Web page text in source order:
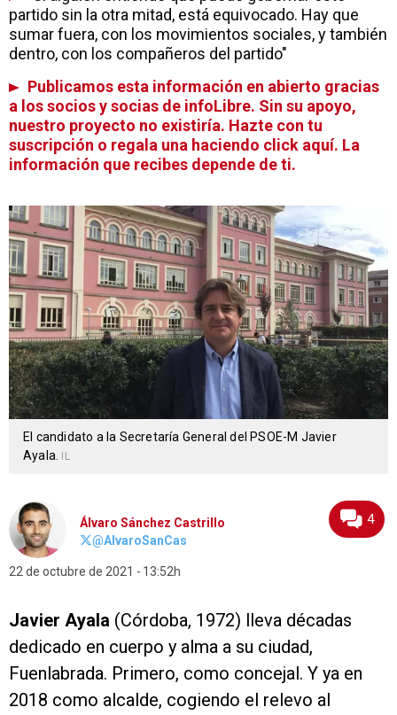
partido sin la otra mitad, está equivocado. Hay que
sumar fuera, con los movimientos sociales, y también
dentro, con los compañeros del partido"
Publicamos esta información en abierto gracias
a los socios y socias de infoLibre. Sin su apoyo,
nuestro proyecto no existiría. Hazte con tu
suscripción o regala una haciendo click aquí. La
información que recibes depende de ti.
El candidato a la Secretaría General del PSOE-M Javier
Ayala.
IL
Álvaro Sánchez Castrillo
@AlvaroSanCas
22 de octubre de 2021 13:52h
4
Javier Ayala (Córdoba, 1972) lleva décadas
dedicado en cuerpo y alma a su ciudad,
Fuenlabrada. Primero, como concejal. Y ya en
2018 como alcalde, cogiendo el relevo al